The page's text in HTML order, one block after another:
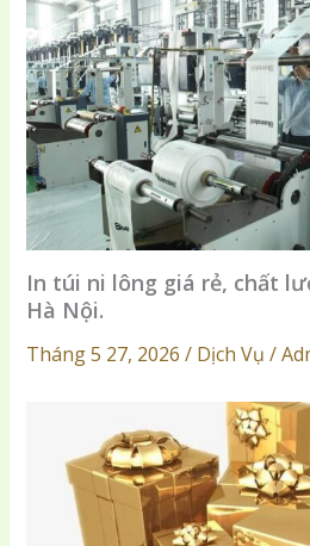
In túi ni lông giá rẻ, chất
Hà Nội.
Tháng 5 27, 2026 / Dịch Vụ /